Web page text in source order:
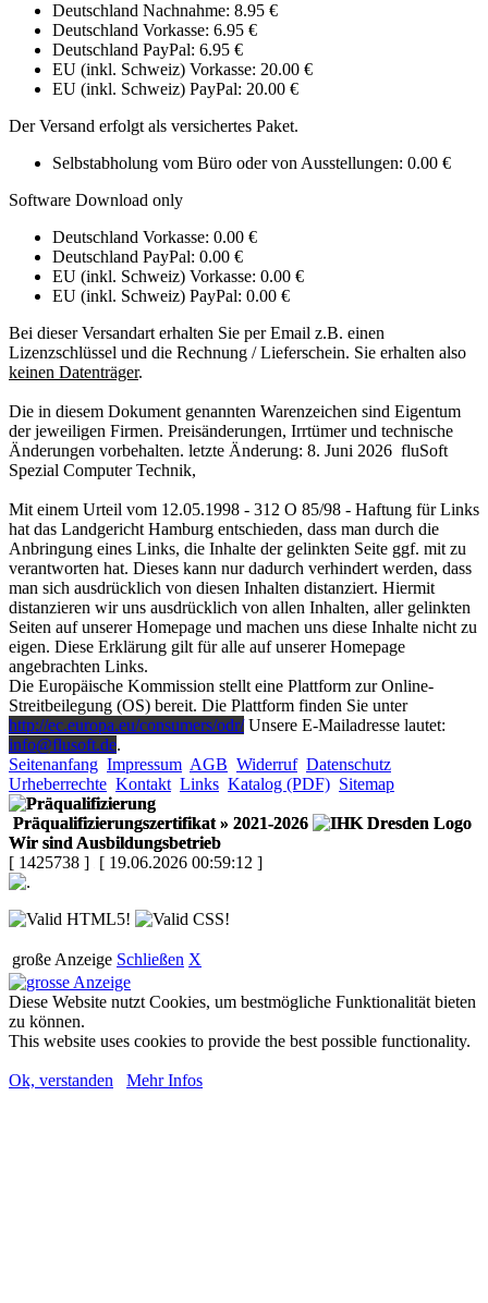
Deutschland Nachnahme: 8.95 €
Deutschland Vorkasse: 6.95 €
Deutschland PayPal: 6.95 €
EU (inkl. Schweiz) Vorkasse: 20.00 €
EU (inkl. Schweiz) PayPal: 20.00 €
Der Versand erfolgt als versichertes Paket.
Selbstabholung vom Büro oder von Ausstellungen: 0.00 €
Software Download only
Deutschland Vorkasse: 0.00 €
Deutschland PayPal: 0.00 €
EU (inkl. Schweiz) Vorkasse: 0.00 €
EU (inkl. Schweiz) PayPal: 0.00 €
Bei dieser Versandart erhalten Sie per Email z.B. einen
Lizenzschlüssel und die Rechnung / Lieferschein. Sie erhalten also
keinen Datenträger.
Die in diesem Dokument genannten Warenzeichen sind Eigentum
der jeweiligen Firmen. Preisänderungen, Irrtümer und technische
Änderungen vorbehalten. letzte Änderung: 8. Juni 2026 fluSoft
Spezial Computer Technik,
Mit einem Urteil vom 12.05.1998 - 312 O 85/98 - Haftung für Links
hat das Landgericht Hamburg entschieden, dass man durch die
Anbringung eines Links, die Inhalte der gelinkten Seite ggf. mit zu
verantworten hat. Dieses kann nur dadurch verhindert werden, dass
man sich ausdrücklich von diesen Inhalten distanziert. Hiermit
distanzieren wir uns ausdrücklich von allen Inhalten, aller gelinkten
Seiten auf unserer Homepage und machen uns diese Inhalte nicht zu
eigen. Diese Erklärung gilt für alle auf unserer Homepage
angebrachten Links.
Die Europäische Kommission stellt eine Plattform zur Online-
Streitbeilegung (OS) bereit. Die Plattform finden Sie unter
http://ec.europa.eu/consumers/odr/Unsere E-Mailadresse lautet:
info@flusoft.de.
Seitenanfang Impressum AGB Widerruf Datenschutz
Urheberrechte Kontakt Links Katalog (PDF) Sitemap
Präqualifizierungszertifikat » 2021-2026
Wir sind Ausbildungsbetrieb
[ 1425738 ] [ 19.06.2026 00:59:12 ]
große Anzeige Schließen X
Diese Website nutzt Cookies, um bestmögliche Funktionalität bieten
zu können.
This website uses cookies to provide the best possible functionality.
Ok, verstanden Mehr Infos